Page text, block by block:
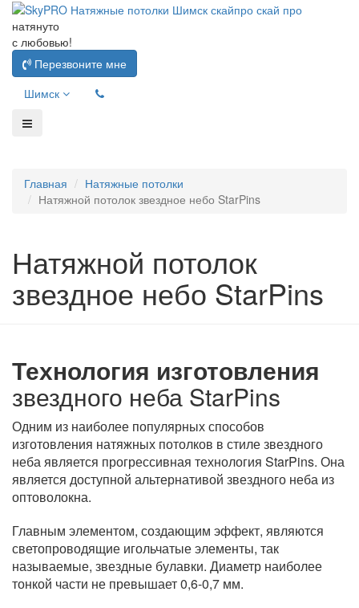
натянуто
с любовью!
Перезвоните мне
Шимск
Главная
Натяжные потолки
Натяжной потолок звездное небо StarPins
Натяжной потолок
звездное небо StarPins
Технология изготовления
звездного неба StarPins
Одним из наиболее популярных способов
изготовления натяжных потолков в стиле звездного
неба является прогрессивная технология StarPins. Она
является доступной альтернативой звездного неба из
оптоволокна.
Главным элементом, создающим эффект, являются
светопроводящие игольчатые элементы, так
называемые, звездные булавки. Диаметр наиболее
тонкой части не превышает 0,6-0,7 мм.